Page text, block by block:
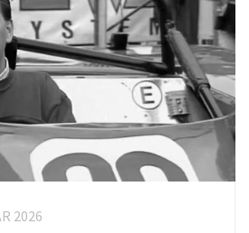
2026